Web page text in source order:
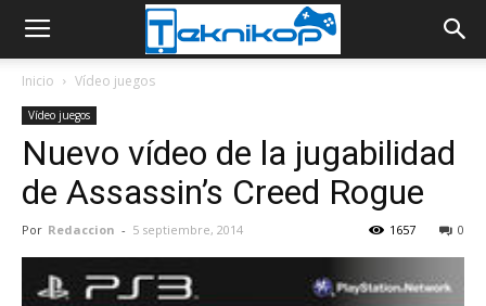
Inicio Vídeo juegos
Vídeo juegos
Nuevo vídeo de la jugabilidad
de Assassin’s Creed Rogue
Por Redaccion - 5 septiembre, 2014 0
1657